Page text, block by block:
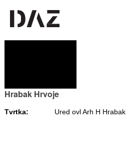
Hrabak Hrvoje
Tvrtka: Ured ovl Arh H Hrabak